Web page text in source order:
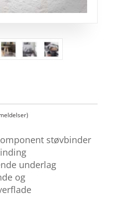
støvbinder
underlag
og